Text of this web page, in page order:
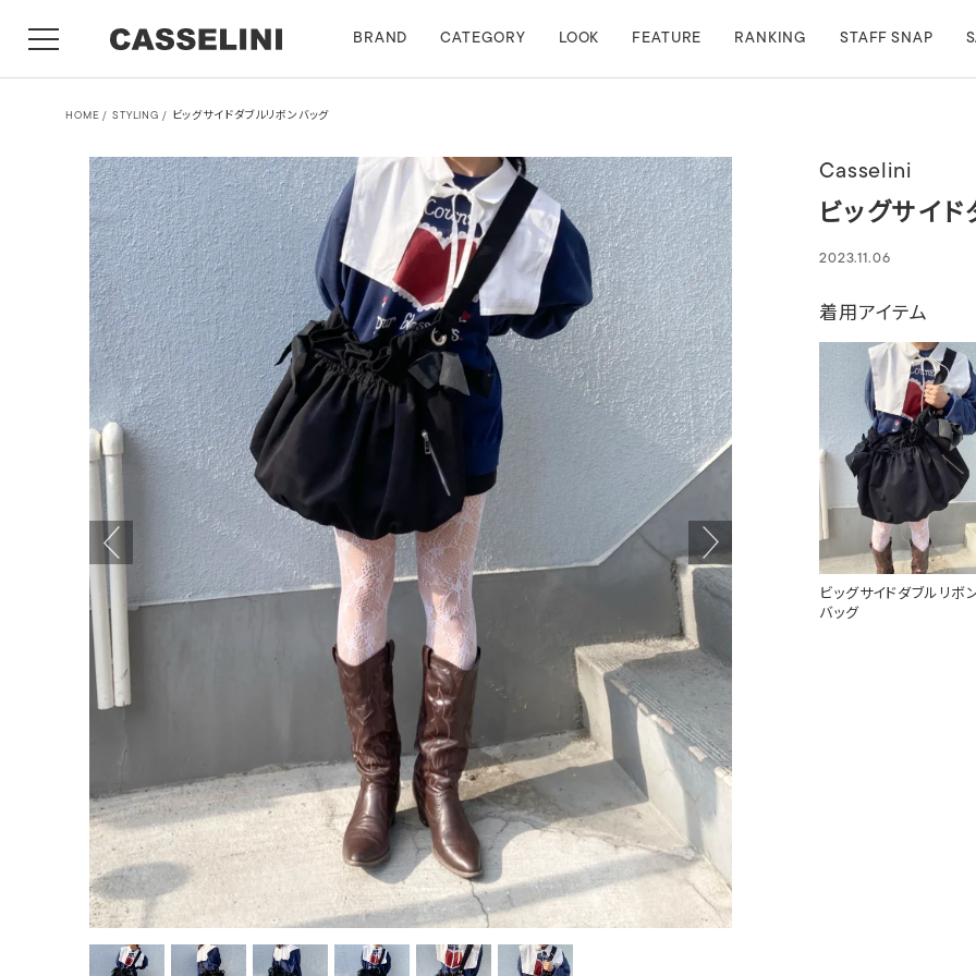
BRAND CATEGORY LOOK FEATURE RANKING STAFF SNAP
HOME STYLING ビッグサイドダブルリボンバッグ
Casselini
ビッグサイ
2023.11.06
着用アイテム
ビッグサイドダブルリボ
バッグ